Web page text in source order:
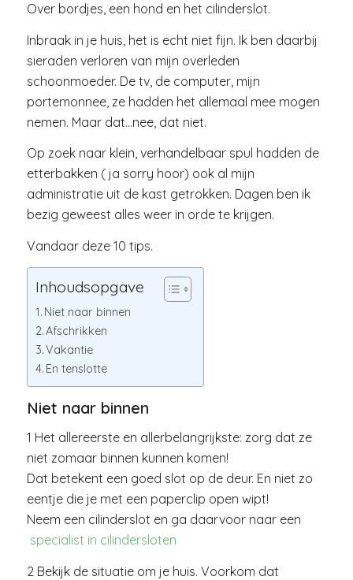
Over bordjes, een hond en het cilinderslot.
Inbraak in je huis, het is echt niet fijn. Ik ben daarbij
sieraden verloren van mijn overleden
schoonmoeder. De tv, de computer, mijn
portemonnee, ze hadden het allemaal mee mogen
nemen. Maar dat…nee, dat niet.
Op zoek naar klein, verhandelbaar spul hadden de
etterbakken ( ja sorry hoor) ook al mijn
administratie uit de kast getrokken. Dagen ben ik
bezig geweest alles weer in orde te krijgen.
Vandaar deze 10 tips.
Inhoudsopgave
Niet naar binnen
Afschrikken
Vakantie
En tenslotte
Niet naar binnen
1 Het allereerste en allerbelangrijkste: zorg dat ze
niet zomaar binnen kunnen komen!
Dat betekent een goed slot op de deur. En niet zo
eentje die je met een paperclip open wipt!
Neem een cilinderslot en ga daarvoor naar een
specialist in cilindersloten
2 Bekijk de situatie om je huis. Voorkom dat